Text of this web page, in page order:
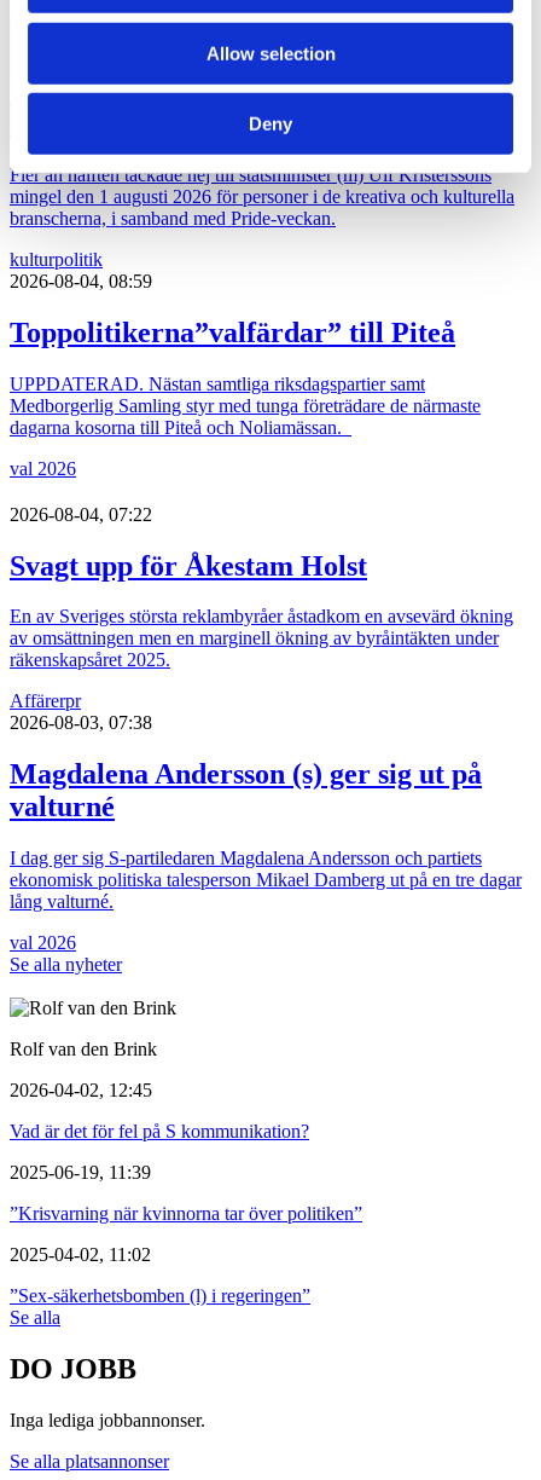
Allow selection
Deny
Affärer
Över hälften tackade nej till
statministerns kulturmingel
Fler än hälften tackade nej till statsminister (m) Ulf Kristerssons
mingel den 1 augusti 2026 för personer i de kreativa och kulturella
branscherna, i samband med Pride-veckan.
kulturpolitik
2026-08-04, 08:59
Toppolitikerna”valfärdar” till Piteå
UPPDATERAD. Nästan samtliga riksdagspartier samt
Medborgerlig Samling styr med tunga företrädare de närmaste
dagarna kosorna till Piteå och Noliamässan.
val 2026
2026-08-04, 07:22
Svagt upp för Åkestam Holst
En av Sveriges största reklambyråer åstadkom en avsevärd ökning
av omsättningen men en marginell ökning av byråintäkten under
räkenskapsåret 2025.
Affärerpr
2026-08-03, 07:38
Magdalena Andersson (s) ger sig ut på
valturné
I dag ger sig S-partiledaren Magdalena Andersson och partiets
ekonomisk politiska talesperson Mikael Damberg ut på en tre dagar
lång valturné.
val 2026
Se alla nyheter
Rolf van den Brink
2026-04-02, 12:45
Vad är det för fel på S kommunikation?
2025-06-19, 11:39
”Krisvarning när kvinnorna tar över politiken”
2025-04-02, 11:02
”Sex-säkerhetsbomben (l) i regeringen”
Se alla
DO JOBB
Inga lediga jobbannonser.
Se alla platsannonser